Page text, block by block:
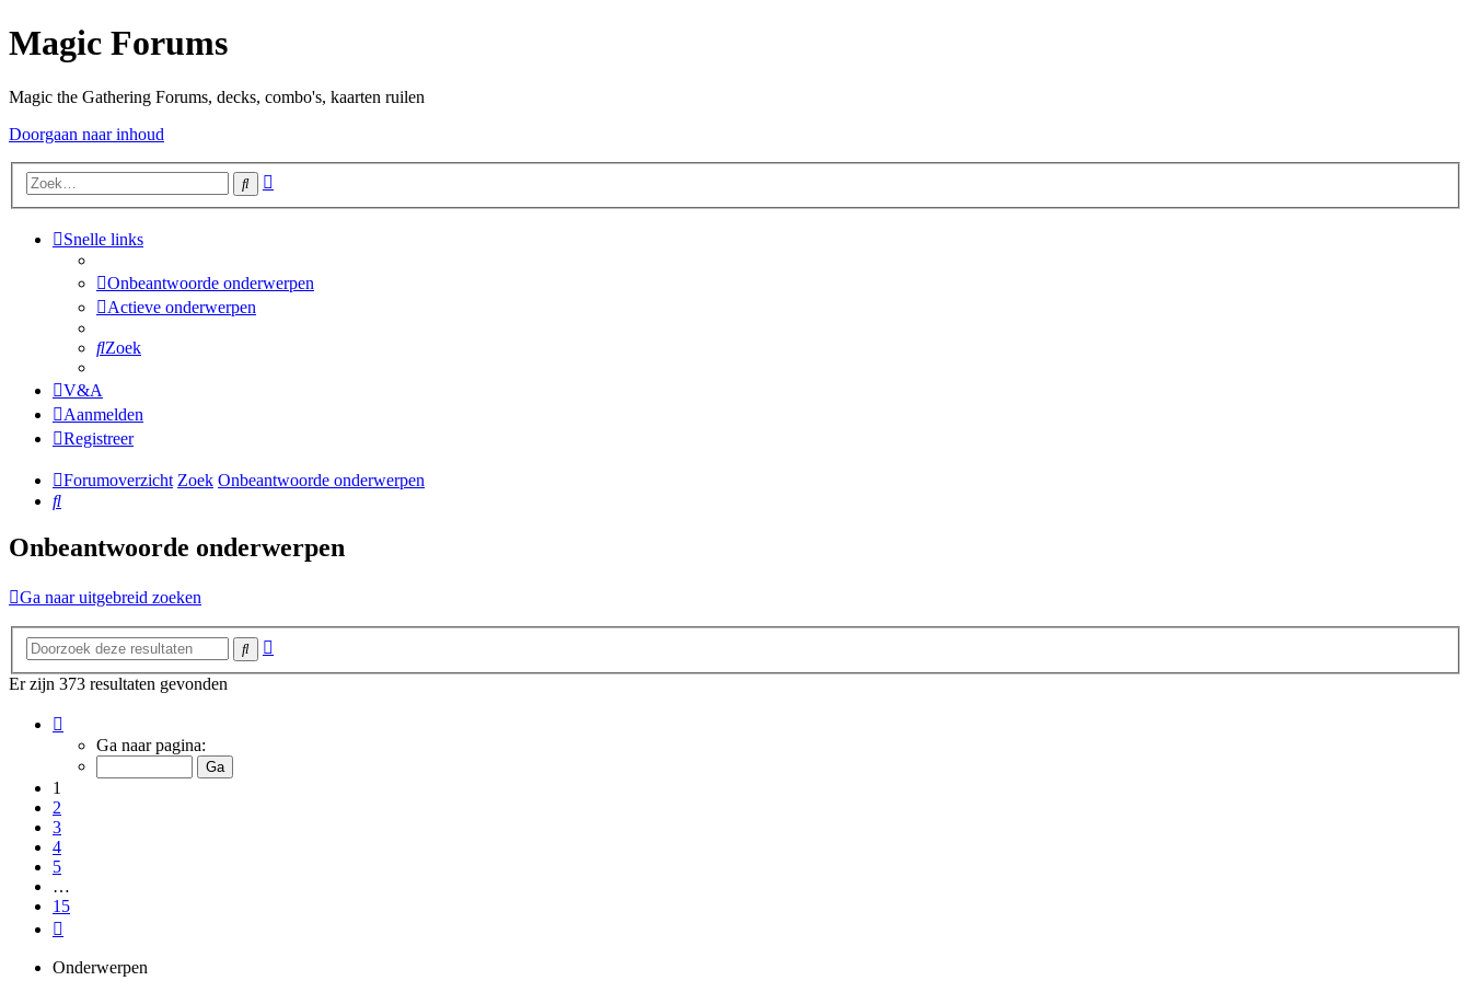
Magic Forums
Magic the Gathering Forums, decks, combo's, kaarten ruilen
Doorgaan naar inhoud
Zoek
Snelle links
Onbeantwoorde onderwerpen
Actieve onderwerpen
Zoek
V&A
Aanmelden
Registreer
Forumoverzicht Zoek Onbeantwoorde onderwerpen
Zoek
Onbeantwoorde onderwerpen
Ga naar uitgebreid zoeken
Zoek
Er zijn 373 resultaten gevonden
van
Ga naar pagina:
1
2
3
4
5
…
15
Onderwerpen